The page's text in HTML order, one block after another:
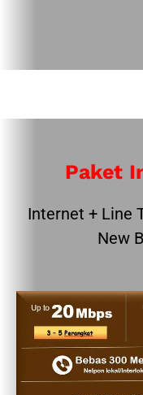
Paket
Internet + Line
New